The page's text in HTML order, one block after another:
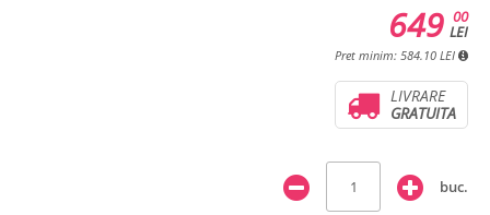
00
LEI
649
Pret minim: 584.10 LEI
LIVRARE
GRATUITA
buc.